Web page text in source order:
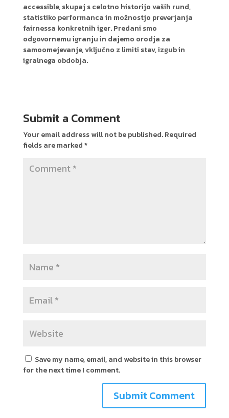
accessible, skupaj s celotno historijo vaših rund,
statistiko performanca in možnostjo preverjanja
fairnessa konkretnih iger. Predani smo
odgovornemu igranju in dajemo orodja za
samoomejevanje, vključno z limiti stav, izgub in
igralnega obdobja.
Submit a Comment
Your email address will not be published. Required
fields are marked*
Save my name, email, and website in this browser
for the next time I comment.